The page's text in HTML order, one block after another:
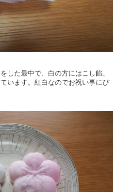
した最中で、白の方にはこし餡、
います。紅白なのでお祝い事にぴ